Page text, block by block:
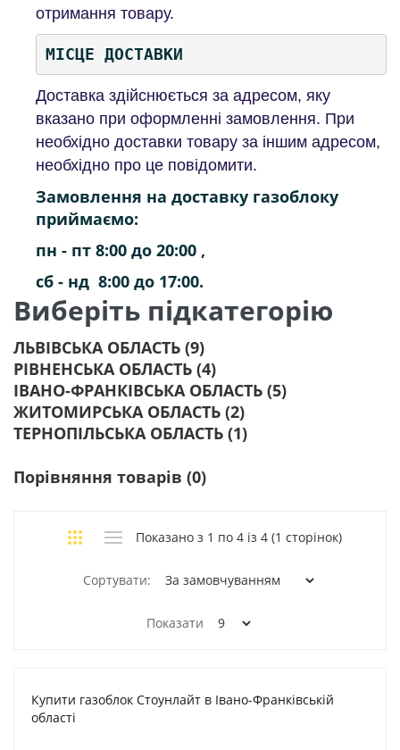
отримання товару.
МІСЦЕ ДОСТАВКИ
Доставка здійснюється за адресом, яку
вказано при оформленні замовлення. При
необхідно доставки товару за іншим адресом,
необхідно про це повідомити.
Замовлення на доставку газоблоку
приймаємо:
пн - пт 8:00 до 20:00 ,
сб - нд 8:00 до 17:00.
Виберіть підкатегорію
ЛЬВІВСЬКА ОБЛАСТЬ (9)
РІВНЕНСЬКА ОБЛАСТЬ (4)
ІВАНО-ФРАНКІВСЬКА ОБЛАСТЬ (5)
ЖИТОМИРСЬКА ОБЛАСТЬ (2)
ТЕРНОПІЛЬСЬКА ОБЛАСТЬ (1)
Порівняння товарів (0)
Показано з 1 по 4 із 4 (1 сторінок)
Сортувати:
Показати
Купити газоблок Стоунлайт в Івано-Франківській
області